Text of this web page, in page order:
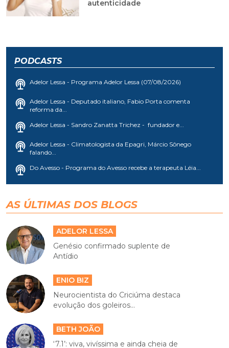
autenticidade
PODCASTS
Adelor Lessa - Programa Adelor Lessa (07/08/2026)
Adelor Lessa - Deputado italiano, Fabio Porta comenta
reforma da...
Adelor Lessa - Sandro Zanatta Trichez - fundador e...
Adelor Lessa - Climatologista da Epagri, Márcio Sônego
falando...
Do Avesso - Programa do Avesso recebe a terapeuta Léia...
AS ÚLTIMAS DOS BLOGS
ADELOR LESSA
Genésio confirmado suplente de
Antídio
ENIO BIZ
Neurocientista do Criciúma destaca
evolução dos goleiros...
BETH JOÃO
‘7.1’: viva, vivíssima e ainda cheia de